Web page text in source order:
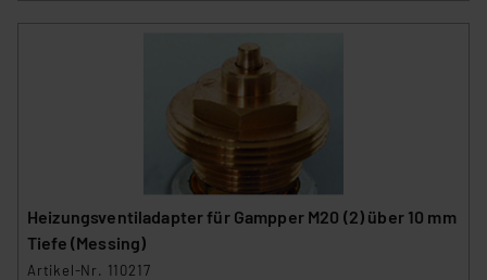
Heizungsventiladapter für Gampper M20 (2) über 10 mm
Tiefe (Messing)
Artikel-Nr. 110217